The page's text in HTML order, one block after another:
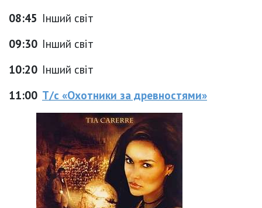
08:45 Інший світ
09:30 Інший світ
10:20 Інший світ
11:00 Т/с «Охотники за древностями»